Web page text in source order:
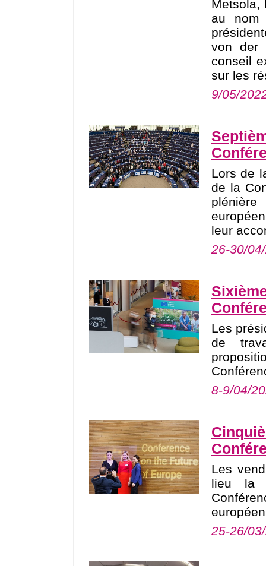
Metsola,
au
von der
conseil
sur les
9/05/
Lors de
de la
leur
26-30/
Les
de
8-9/04/
Les
lieu la
25-26/